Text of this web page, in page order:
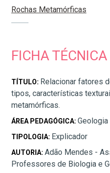
Rochas Metamórficas
FICHA TÉCNICA
TÍTULO: Relacionar fatores
tipos, características
metamórficas.
ÁREA PEDAGÓGICA: Geologia
TIPOLOGIA: Explicador
AUTORIA: Adão Mendes -
Professores de Biologia e